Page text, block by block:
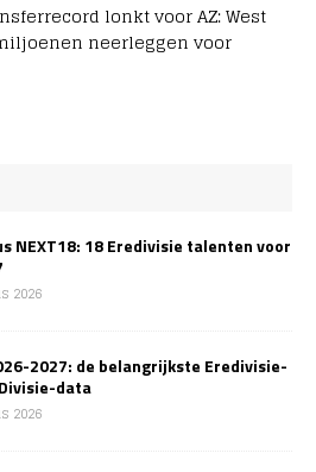
lonkt voor AZ: West
neerleggen voor
NEXT18: 18 Eredivisie talenten voor
2026
2027: de belangrijkste Eredivisie-
data
2026